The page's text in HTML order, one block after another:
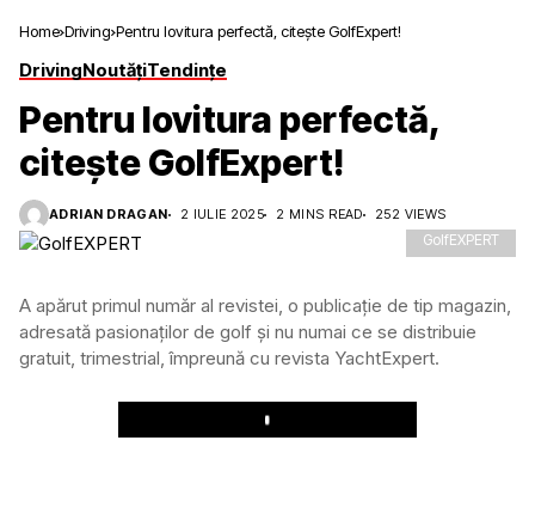
Home Driving Pentru lovitura perfectă, citește GolfExpert!
DrivingNoutățiTendințe
Pentru lovitura perfectă,
citește GolfExpert!
ADRIAN DRAGAN 2 IULIE 2025 2 MINS READ 252 VIEWS
GolfEXPERT
A apărut primul număr al revistei, o publicație de tip magazin,
adresată pasionaților de golf și nu numai ce se distribuie
gratuit, trimestrial, împreună cu revista YachtExpert.
Play